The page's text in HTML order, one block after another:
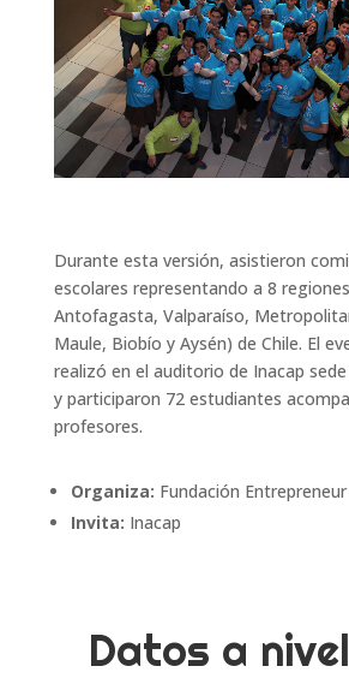
Durante esta versión, asistieron
escolares representando a 8
Antofagasta, Valparaíso,
Maule, Biobío y Aysén) de Chile. El
realizó en el auditorio de Inacap
y participaron 72 estudiantes
profesores.
Organiza: Fundación Entrepreneur
Invita: Inacap
Datos a